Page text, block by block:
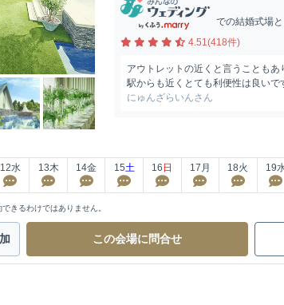
での結婚式場
4.51(418件)
アウトレットの近くと言うこともあ
駅からも近くとても利便性は良いで
にゅんざらいんさん
12水 13木 14金 15土 16 日 17 月 18火 19
きるわけではありません。
この会場に問合せ